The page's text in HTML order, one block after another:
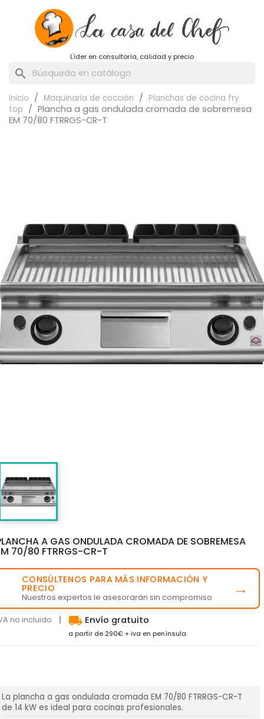
Líder en consultoría, calidad y precio
search
Inicio Maquinaria de cocción
Planchas de cocina fry
top
Plancha a gas ondulada cromada de sobremesa
EM 70/80 FTRRGS-CR-T
A GAS ONDULADA CROMADA DE SOBREMESA
70/80 FTRRGS-CR-T
CONSÚLTENOS PARA MÁS INFORMACIÓN Y
PRECIO
Nuestros expertos le asesorarán sin compromiso →
no incluido local_shipping Envío gratuito
a partir de 290€ + iva en península
La plancha a gas ondulada cromada EM 70/80 FTRRGS-CR-T
de 14 kW es ideal para cocinas profesionales.